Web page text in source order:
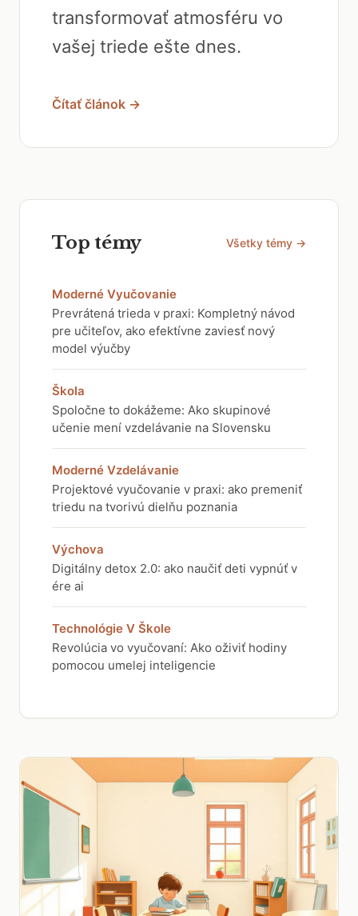
transformovať atmosféru vo
vašej triede ešte dnes.
Čítať článok →
Top témy Všetky témy →
Moderné Vyučovanie
Prevrátená trieda v praxi: Kompletný návod
pre učiteľov, ako efektívne zaviesť nový
model výučby
Škola
Spoločne to dokážeme: Ako skupinové
učenie mení vzdelávanie na Slovensku
Moderné Vzdelávanie
Projektové vyučovanie v praxi: ako premeniť
triedu na tvorivú dielňu poznania
Výchova
Digitálny detox 2.0: ako naučiť deti vypnúť v
ére ai
Technológie V Škole
Revolúcia vo vyučovaní: Ako oživiť hodiny
pomocou umelej inteligencie